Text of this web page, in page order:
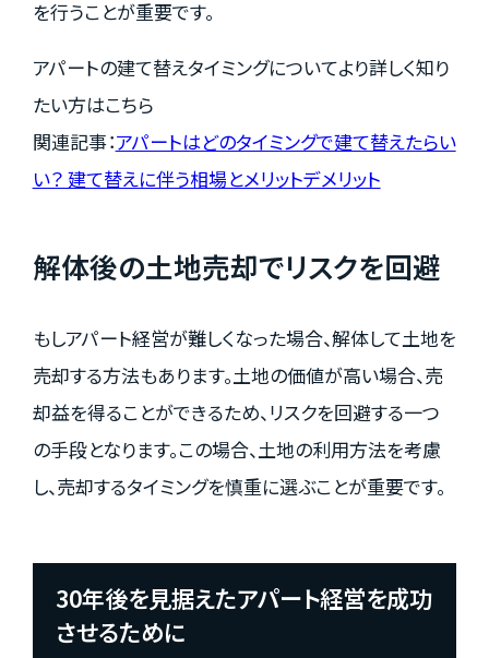
を行うことが重要です。
アパートの建て替えタイミングについてより詳しく知り
たい方はこちら
関連記事：アパートはどのタイミングで建て替えたらい
い？ 建て替えに伴う相場とメリットデメリット
解体後の土地売却でリスクを回避
もしアパート経営が難しくなった場合、解体して土地を
売却する方法もあります。土地の価値が高い場合、売
却益を得ることができるため、リスクを回避する一つ
の手段となります。この場合、土地の利用方法を考慮
し、売却するタイミングを慎重に選ぶことが重要です。
30年後を見据えたアパート経営を成功
させるために